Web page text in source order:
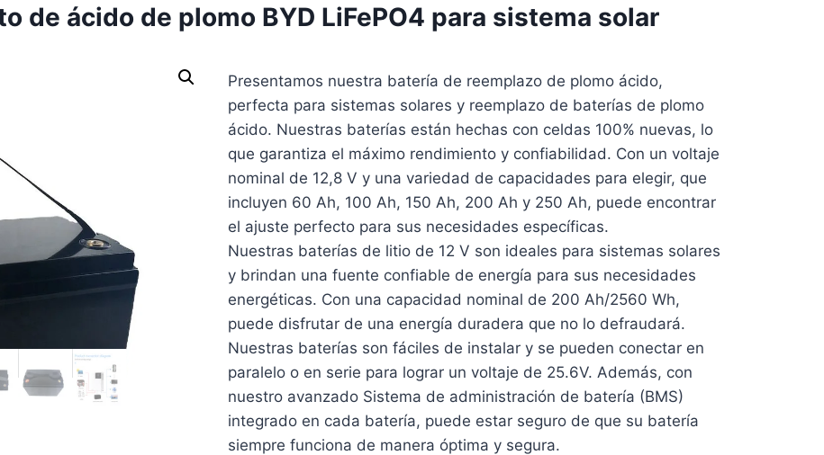
de ácido de plomo BYD LiFePO4 para sistema solar
Presentamos nuestra batería de reemplazo de plomo ácido,
perfecta para sistemas solares y reemplazo de baterías de plomo
ácido. Nuestras baterías están hechas con celdas 100% nuevas, lo
que garantiza el máximo rendimiento y confiabilidad. Con un voltaje
nominal de 12,8 V y una variedad de capacidades para elegir, que
incluyen 60 Ah, 100 Ah, 150 Ah, 200 Ah y 250 Ah, puede encontrar
el ajuste perfecto para sus necesidades específicas.
Nuestras baterías de litio de 12 V son ideales para sistemas solares
y brindan una fuente confiable de energía para sus necesidades
energéticas. Con una capacidad nominal de 200 Ah/2560 Wh,
puede disfrutar de una energía duradera que no lo defraudará.
Nuestras baterías son fáciles de instalar y se pueden conectar en
paralelo o en serie para lograr un voltaje de 25.6V. Además, con
nuestro avanzado Sistema de administración de batería (BMS)
integrado en cada batería, puede estar seguro de que su batería
siempre funciona de manera óptima y segura.